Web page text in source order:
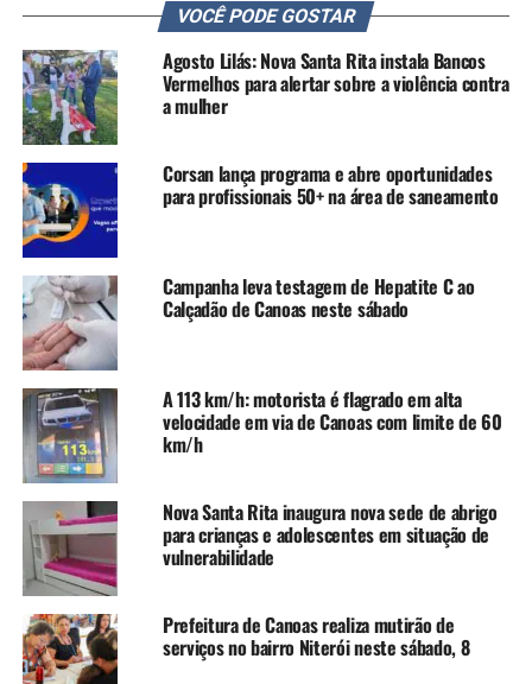
serão beneficiados com uma bolsa-auxílio de R$ 786,95 e
vale-alimentação de R$ 550,00.
Aqueles que necessitarem de transporte público também
receberão esse benefício. A previsão é que as atividades
iniciem em outubro.
A inscrição pela internet é possibilitada através do site
https://partiufuturoreconstrucao.org.br/
Confira os endereços dos CADs:
CAD Mathias Velho – Rua Santa Catarina, 3420
CAD Guajuviras – Avenida 17 de Abril, 1110
TÓPICOS RELACIONADOS:
BOLSA-AUXÍLIO
PARTIU FUTURO RECONSTRUÇÃO
RIO GRANDE DO SUL RS
A SEGUIR UP
Confira a lista atualizada de beneficiários do Aluguel
Social Canoense
NÃO SE ESQUEÇA
Lista atualizada de beneficiários do Aluguel Social
VOCÊ PODE GOSTAR
Agosto Lilás: Nova Santa Rita instala Bancos
Vermelhos para alertar sobre a violência contra
a mulher
Corsan lança programa e abre oportunidades
para profissionais 50+ na área de saneamento
Campanha leva testagem de Hepatite C ao
Calçadão de Canoas neste sábado
A 113 km/h: motorista é flagrado em alta
velocidade em via de Canoas com limite de 60
km/h
Nova Santa Rita inaugura nova sede de abrigo
para crianças e adolescentes em situação de
vulnerabilidade
Prefeitura de Canoas realiza mutirão de
serviços no bairro Niterói neste sábado, 8